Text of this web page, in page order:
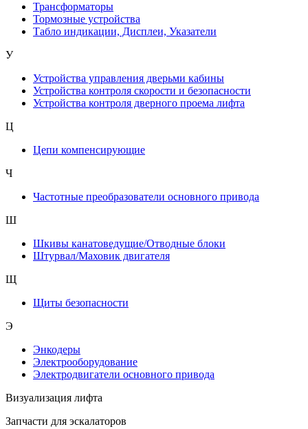
Трансформаторы
Тормозные устройства
Табло индикации, Дисплеи, Указатели
У
Устройства управления дверьми кабины
Устройства контроля скорости и безопасности
Устройства контроля дверного проема лифта
Ц
Цепи компенсирующие
Ч
Частотные преобразователи основного привода
Ш
Шкивы канатоведущие/Отводные блоки
Штурвал/Маховик двигателя
Щ
Щиты безопасности
Э
Энкодеры
Электрооборудование
Электродвигатели основного привода
Визуализация лифта
Запчасти для эскалаторов